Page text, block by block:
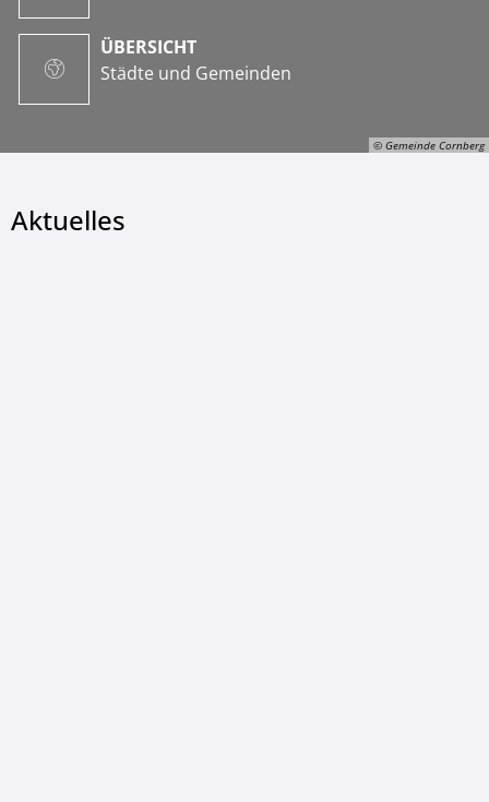
© Gemeinde Cornberg
ÜBERSICHT
Städte und Gemeinden
Aktuelles